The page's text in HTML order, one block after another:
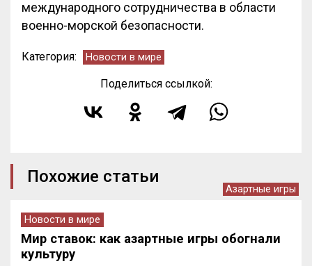
международного сотрудничества в области
военно-морской безопасности.
Категория: Новости в мире
Поделиться ссылкой:
Похожие статьи
Азартные игры
Новости в мире
Мир ставок: как азартные игры обогнали
культуру